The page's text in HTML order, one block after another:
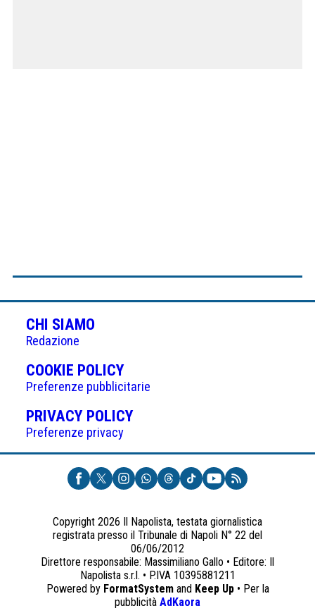
CHI SIAMO
Redazione
COOKIE POLICY(APRE
IN
UNA
NUOVA
Preferenze pubblicitarie
PRIVACY POLICY(APRE
UNA
NUOVA
SCHEDA)
Preferenze privacy
Copyright 2026 Il Napolista, testata giornalistica
registrata presso il Tribunale di Napoli N° 22 del
06/06/2012
Direttore responsabile: Massimiliano Gallo • Editore: Il
Napolista s.r.l. • P.IVA 10395881211
Powered by FormatSystemand Keep Up• Per la
pubblicità AdKaora